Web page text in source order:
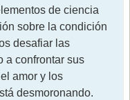
de ciencia
sobre la condición
desafiar las
a confrontar sus
amor y los
desmoronando.